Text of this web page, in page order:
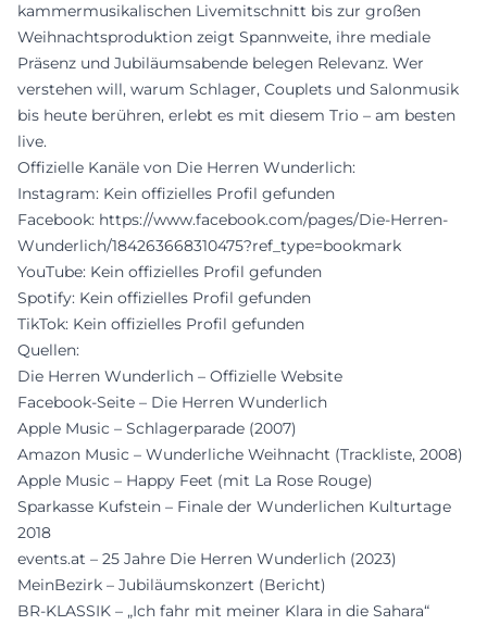
kammermusikalischen Livemitschnitt bis zur großen
Weihnachtsproduktion zeigt Spannweite, ihre mediale
Präsenz und Jubiläumsabende belegen Relevanz. Wer
verstehen will, warum Schlager, Couplets und Salonmusik
bis heute berühren, erlebt es mit diesem Trio – am besten
live.
Offizielle Kanäle von Die Herren Wunderlich:
Instagram: Kein offizielles Profil gefunden
Facebook: https://www.facebook.com/pages/Die-Herren-
Wunderlich/184263668310475?ref_type=bookmark
YouTube: Kein offizielles Profil gefunden
Spotify: Kein offizielles Profil gefunden
TikTok: Kein offizielles Profil gefunden
Quellen:
Die Herren Wunderlich – Offizielle Website
Facebook-Seite – Die Herren Wunderlich
Apple Music – Schlagerparade (2007)
Amazon Music – Wunderliche Weihnacht (Trackliste, 2008)
Apple Music – Happy Feet (mit La Rose Rouge)
Sparkasse Kufstein – Finale der Wunderlichen Kulturtage
2018
events.at – 25 Jahre Die Herren Wunderlich (2023)
MeinBezirk – Jubiläumskonzert (Bericht)
BR-KLASSIK – „Ich fahr mit meiner Klara in die Sahara“